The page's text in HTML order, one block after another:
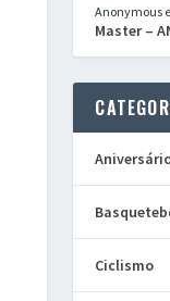
Anonymous
Master –
Ciclismo